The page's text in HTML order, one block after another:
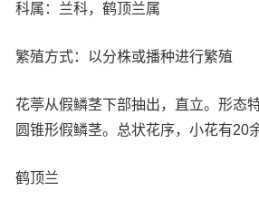
科属：兰科，鹤顶兰属
繁殖方式：以分株或播种进行繁殖
花葶从假鳞茎下部抽出，直立。形态
圆锥形假鳞茎。总状花序，小花有20
鹤顶兰